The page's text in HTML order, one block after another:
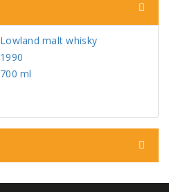
Lowland malt whisky
1990
700 ml